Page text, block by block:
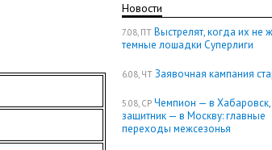
Новости
7.08, ПТ Выстрелят, когда их не
темные лошадки Суперлиги
6.08, ЧТ Заявочная кампания
5.08, СР Чемпион — в
защитник — в Москву: главные
переходы межсезонья